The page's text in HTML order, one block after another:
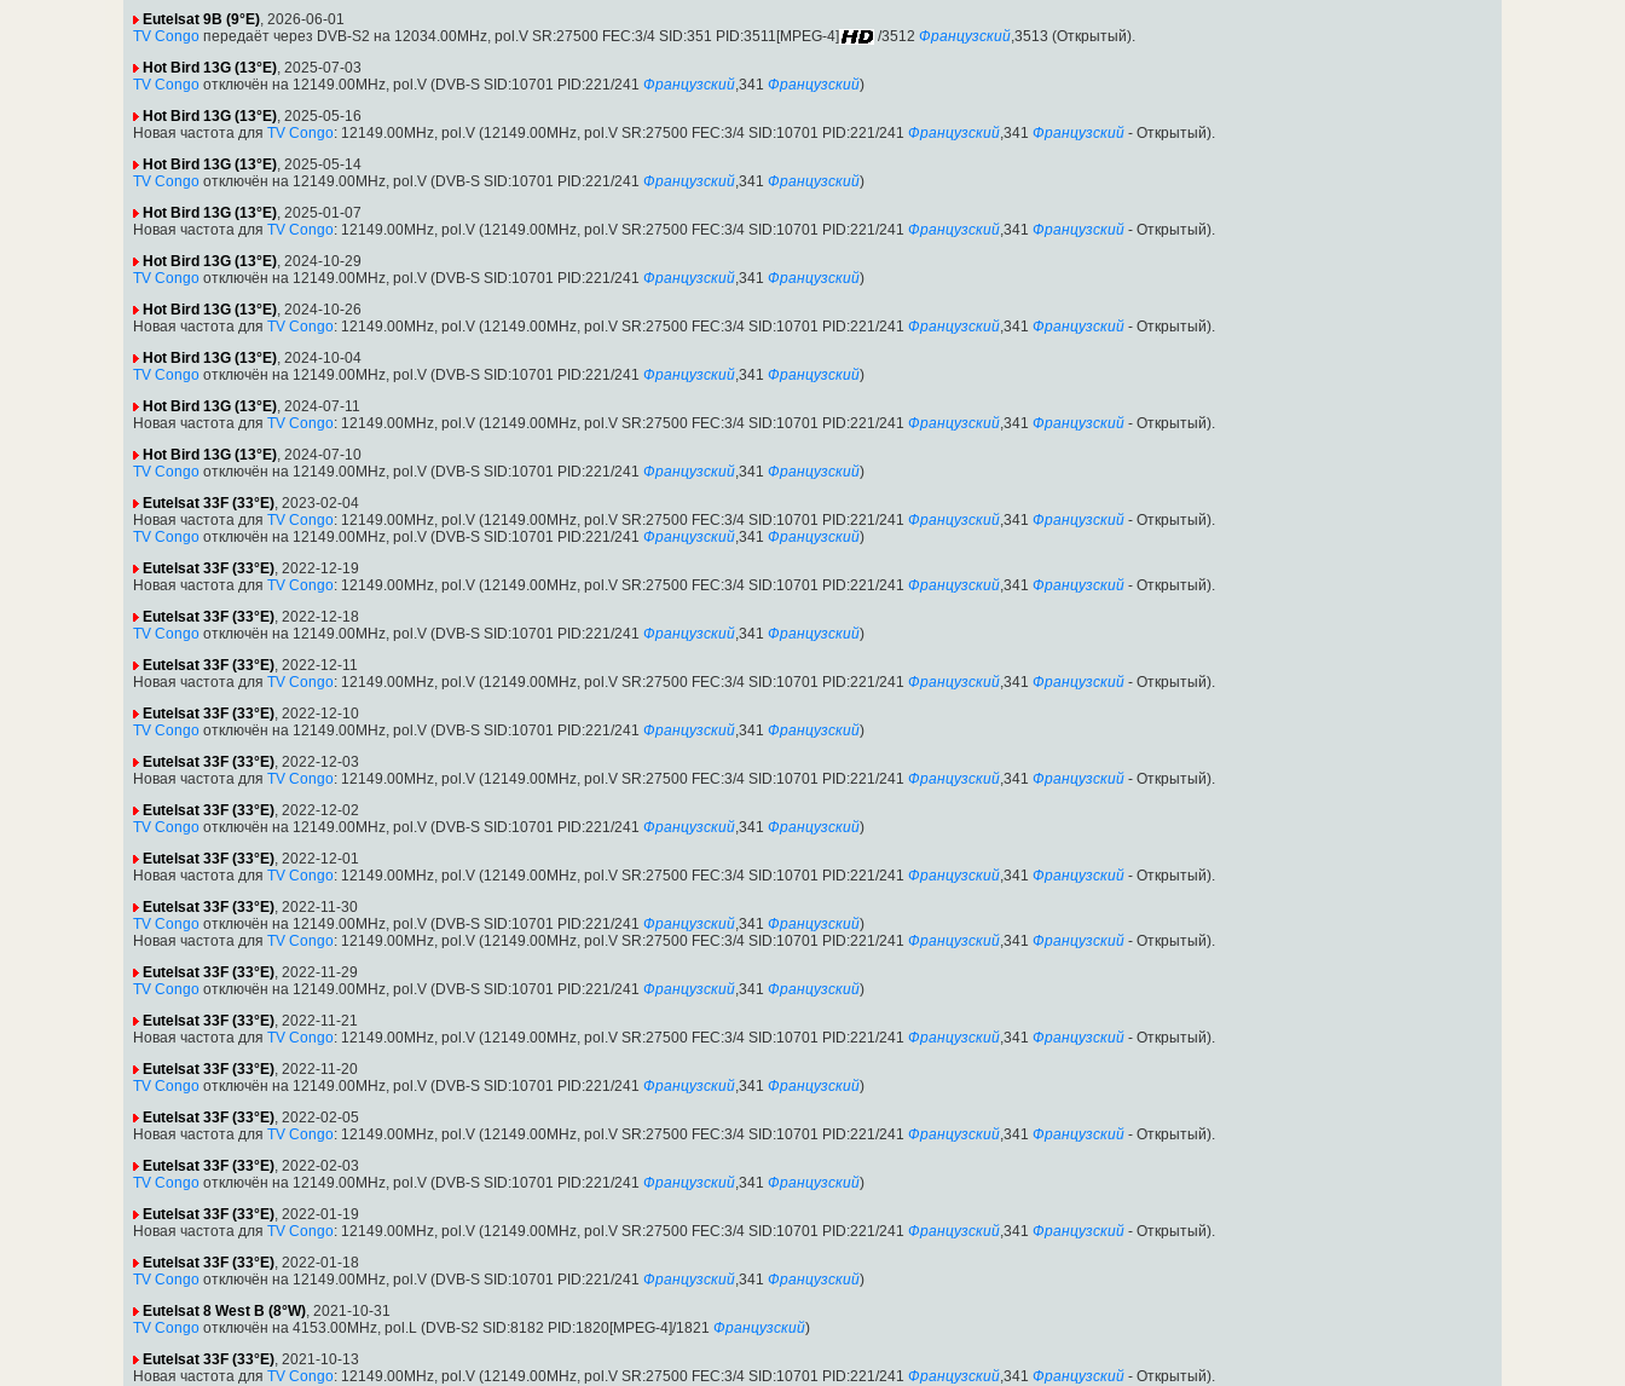
Eutelsat 9B (9°E) , 2026-06-01
TV Congo передаёт через DVB-S2 на 12034.00MHz, pol.V SR:27500 FEC:3/4 SID:351 PID:3511[MPEG-4] /3512 Французский ,3513 (Открытый).
Hot Bird 13G (13°E), 2025-07-03
TV Congo отключён на 12149.00MHz, pol.V (DVB-S SID:10701 PID:221/241 Французский,341 Французский)
Hot Bird 13G (13°E), 2025-05-16
Новая частота для TV Congo: 12149.00MHz, pol.V (12149.00MHz, pol.V SR:27500 FEC:3/4 SID:10701 PID:221/241 Французский,341 Французский - Открытый).
Hot Bird 13G (13°E), 2025-05-14
TV Congo отключён на 12149.00MHz, pol.V (DVB-S SID:10701 PID:221/241 Французский,341 Французский)
Hot Bird 13G (13°E), 2025-01-07
Новая частота для TV Congo: 12149.00MHz, pol.V (12149.00MHz, pol.V SR:27500 FEC:3/4 SID:10701 PID:221/241 Французский,341 Французский - Открытый).
Hot Bird 13G (13°E), 2024-10-29
TV Congo отключён на 12149.00MHz, pol.V (DVB-S SID:10701 PID:221/241 Французский,341 Французский)
Hot Bird 13G (13°E), 2024-10-26
Новая частота для TV Congo: 12149.00MHz, pol.V (12149.00MHz, pol.V SR:27500 FEC:3/4 SID:10701 PID:221/241 Французский,341 Французский - Открытый).
Hot Bird 13G (13°E), 2024-10-04
TV Congo отключён на 12149.00MHz, pol.V (DVB-S SID:10701 PID:221/241 Французский,341 Французский)
Hot Bird 13G (13°E), 2024-07-11
Новая частота для TV Congo: 12149.00MHz, pol.V (12149.00MHz, pol.V SR:27500 FEC:3/4 SID:10701 PID:221/241 Французский,341 Французский - Открытый).
Hot Bird 13G (13°E), 2024-07-10
TV Congo отключён на 12149.00MHz, pol.V (DVB-S SID:10701 PID:221/241 Французский,341 Французский)
Eutelsat 33F (33°E), 2023-02-04
Новая частота для TV Congo: 12149.00MHz, pol.V (12149.00MHz, pol.V SR:27500 FEC:3/4 SID:10701 PID:221/241 Французский,341 Французский - Открытый).
TV Congo отключён на 12149.00MHz, pol.V (DVB-S SID:10701 PID:221/241 Французский,341 Французский)
Eutelsat 33F (33°E), 2022-12-19
Новая частота для TV Congo: 12149.00MHz, pol.V (12149.00MHz, pol.V SR:27500 FEC:3/4 SID:10701 PID:221/241 Французский,341 Французский - Открытый).
Eutelsat 33F (33°E), 2022-12-18
TV Congo отключён на 12149.00MHz, pol.V (DVB-S SID:10701 PID:221/241 Французский,341 Французский)
Eutelsat 33F (33°E), 2022-12-11
Новая частота для TV Congo: 12149.00MHz, pol.V (12149.00MHz, pol.V SR:27500 FEC:3/4 SID:10701 PID:221/241 Французский,341 Французский - Открытый).
Eutelsat 33F (33°E), 2022-12-10
TV Congo отключён на 12149.00MHz, pol.V (DVB-S SID:10701 PID:221/241 Французский,341 Французский)
Eutelsat 33F (33°E), 2022-12-03
Новая частота для TV Congo: 12149.00MHz, pol.V (12149.00MHz, pol.V SR:27500 FEC:3/4 SID:10701 PID:221/241 Французский,341 Французский - Открытый).
Eutelsat 33F (33°E), 2022-12-02
TV Congo отключён на 12149.00MHz, pol.V (DVB-S SID:10701 PID:221/241 Французский,341 Французский)
Eutelsat 33F (33°E), 2022-12-01
Новая частота для TV Congo: 12149.00MHz, pol.V (12149.00MHz, pol.V SR:27500 FEC:3/4 SID:10701 PID:221/241 Французский,341 Французский - Открытый).
Eutelsat 33F (33°E), 2022-11-30
TV Congo отключён на 12149.00MHz, pol.V (DVB-S SID:10701 PID:221/241 Французский,341 Французский)
Новая частота для TV Congo: 12149.00MHz, pol.V (12149.00MHz, pol.V SR:27500 FEC:3/4 SID:10701 PID:221/241 Французский,341 Французский - Открытый).
Eutelsat 33F (33°E), 2022-11-29
TV Congo отключён на 12149.00MHz, pol.V (DVB-S SID:10701 PID:221/241 Французский,341 Французский)
Eutelsat 33F (33°E), 2022-11-21
Новая частота для TV Congo: 12149.00MHz, pol.V (12149.00MHz, pol.V SR:27500 FEC:3/4 SID:10701 PID:221/241 Французский,341 Французский - Открытый).
Eutelsat 33F (33°E), 2022-11-20
TV Congo отключён на 12149.00MHz, pol.V (DVB-S SID:10701 PID:221/241 Французский,341 Французский)
Eutelsat 33F (33°E), 2022-02-05
Новая частота для TV Congo: 12149.00MHz, pol.V (12149.00MHz, pol.V SR:27500 FEC:3/4 SID:10701 PID:221/241 Французский,341 Французский - Открытый).
Eutelsat 33F (33°E), 2022-02-03
TV Congo отключён на 12149.00MHz, pol.V (DVB-S SID:10701 PID:221/241 Французский,341 Французский)
Eutelsat 33F (33°E), 2022-01-19
Новая частота для TV Congo: 12149.00MHz, pol.V (12149.00MHz, pol.V SR:27500 FEC:3/4 SID:10701 PID:221/241 Французский,341 Французский - Открытый).
Eutelsat 33F (33°E), 2022-01-18
TV Congo отключён на 12149.00MHz, pol.V (DVB-S SID:10701 PID:221/241 Французский,341 Французский)
Eutelsat 8 West B (8°W), 2021-10-31
TV Congo отключён на 4153.00MHz, pol.L (DVB-S2 SID:8182 PID:1820[MPEG-4]/1821 Французский)
Eutelsat 33F (33°E), 2021-10-13
Новая частота для TV Congo: 12149.00MHz, pol.V (12149.00MHz, pol.V SR:27500 FEC:3/4 SID:10701 PID:221/241 Французский,341 Французский - Открытый).